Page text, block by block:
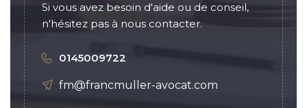
Si vous avez besoin d'aide ou de conseil,
n'hésitez pas à nous contacter.
0145009722
fm@francmuller-avocat.com